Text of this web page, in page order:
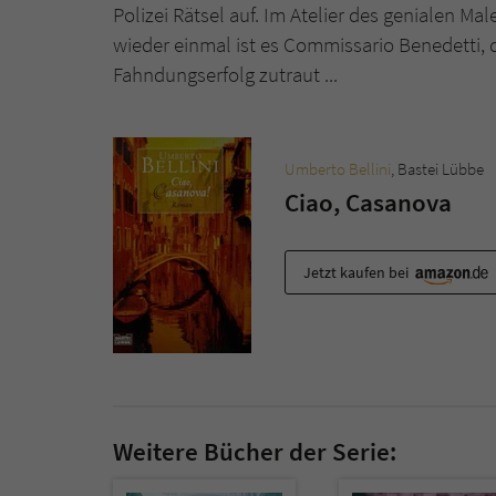
Polizei Rätsel auf. Im Atelier des genialen
wieder einmal ist es Commissario
Fahndungserfolg zutraut ...
Umberto Bellini, Bastei Lübbe
Ciao, Casanova
Jetzt kaufen bei
Weitere Bücher der Serie: